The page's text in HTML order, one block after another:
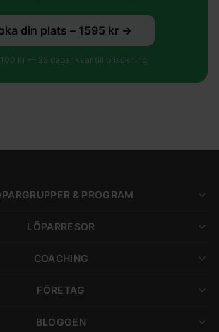
din plats – 1595 kr →
100 kr — 25 dagar kvar till prisökning
& PROGRAM
LÖPARRESOR
COACHING
FÖRETAG
BLOGGEN